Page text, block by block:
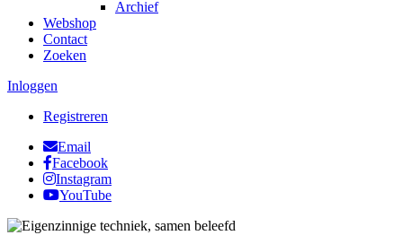
Archief
Webshop
Contact
Zoeken
Inloggen
Registreren
Email
Facebook
Instagram
YouTube